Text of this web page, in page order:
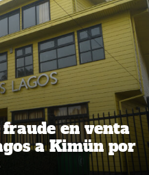
en venta
a Kimün por